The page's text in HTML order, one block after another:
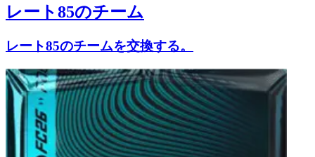
レート85のチーム
レート85のチームを交換する。